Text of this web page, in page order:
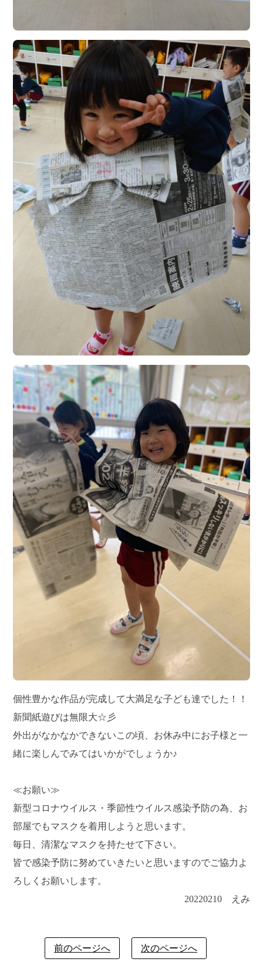
個性豊かな作品が完成して大満足な子ども達でした！！
新聞紙遊びは無限大☆彡
外出がなかなかできないこの頃、お休み中にお子様と一
緒に楽しんでみてはいかがでしょうか♪
≪お願い≫
新型コロナウイルス・季節性ウイルス感染予防の為、お
部屋でもマスクを着用しようと思います。
毎日、清潔なマスクを持たせて下さい。
皆で感染予防に努めていきたいと思いますのでご協力よ
ろしくお願いします。
20220210 えみ
前のページへ 次のページへ